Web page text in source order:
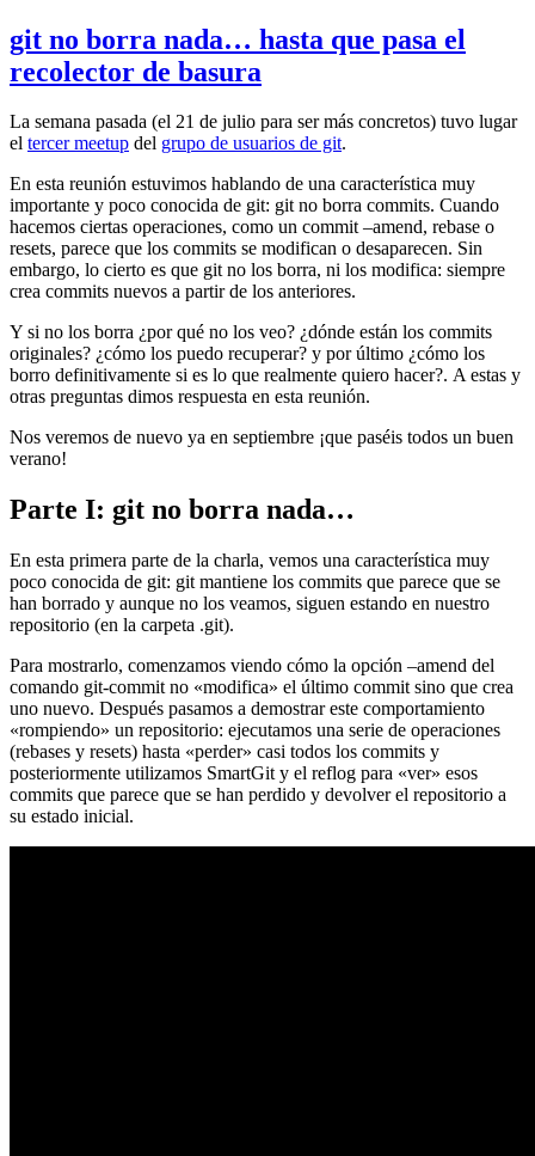
git no borra nada… hasta que pasa el
recolector de basura
La semana pasada (el 21 de julio para ser más concretos) tuvo lugar
el tercer meetup del grupo de usuarios de git.
En esta reunión estuvimos hablando de una característica muy
importante y poco conocida de git: git no borra commits. Cuando
hacemos ciertas operaciones, como un commit –amend, rebase o
resets, parece que los commits se modifican o desaparecen. Sin
embargo, lo cierto es que git no los borra, ni los modifica: siempre
crea commits nuevos a partir de los anteriores.
Y si no los borra ¿por qué no los veo? ¿dónde están los commits
originales? ¿cómo los puedo recuperar? y por último ¿cómo los
borro definitivamente si es lo que realmente quiero hacer?. A estas y
otras preguntas dimos respuesta en esta reunión.
Nos veremos de nuevo ya en septiembre ¡que paséis todos un buen
verano!
Parte I: git no borra nada…
En esta primera parte de la charla, vemos una característica muy
poco conocida de git: git mantiene los commits que parece que se
han borrado y aunque no los veamos, siguen estando en nuestro
repositorio (en la carpeta .git).
Para mostrarlo, comenzamos viendo cómo la opción –amend del
comando git-commit no «modifica» el último commit sino que crea
uno nuevo. Después pasamos a demostrar este comportamiento
«rompiendo» un repositorio: ejecutamos una serie de operaciones
(rebases y resets) hasta «perder» casi todos los commits y
posteriormente utilizamos SmartGit y el reflog para «ver» esos
commits que parece que se han perdido y devolver el repositorio a
su estado inicial.